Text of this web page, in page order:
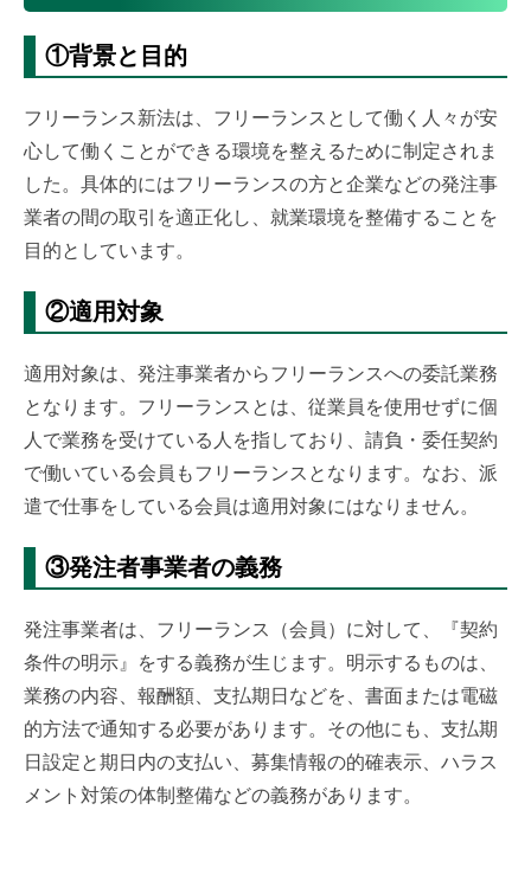
①背景と目的
フリーランス新法は、フリーランスとして働く人々が安
心して働くことができる環境を整えるために制定されま
した。具体的にはフリーランスの方と企業などの発注事
業者の間の取引を適正化し、就業環境を整備することを
目的としています。
②適用対象
適用対象は、発注事業者からフリーランスへの委託業務
となります。フリーランスとは、従業員を使用せずに個
人で業務を受けている人を指しており、請負・委任契約
で働いている会員もフリーランスとなります。なお、派
遣で仕事をしている会員は適用対象にはなりません。
③発注者事業者の義務
発注事業者は、フリーランス（会員）に対して、『契約
条件の明示』をする義務が生じます。明示するものは、
業務の内容、報酬額、支払期日などを、書面または電磁
的方法で通知する必要があります。その他にも、支払期
日設定と期日内の支払い、募集情報の的確表示、ハラス
メント対策の体制整備などの義務があります。